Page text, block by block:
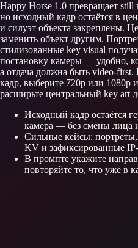
Happy Horse 1.0 превращает
но исходный кадр остаётся в
и силуэт объекта закреплены.
заменить объект другим.
стилизованные key visual
постановку камеры — удобно,
а отдача должна быть video-first.
кадр, выберите 720p или 1080p
расширьте центральный key art
Исходный кадр остаётся
камера — без смены лица
Сильные кейсы:
KV и зафиксированные
В промпте укажите
повторяйте то, что уже в